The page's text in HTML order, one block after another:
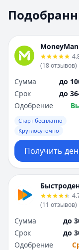
MoneyMan
(18отзывов)
Сумма
до
Срок
до
Одобрение
Старт бесплатно
Круглосуточно
Получить
(11 отзывов)
Сумма
до
Срок
до
Одобрение